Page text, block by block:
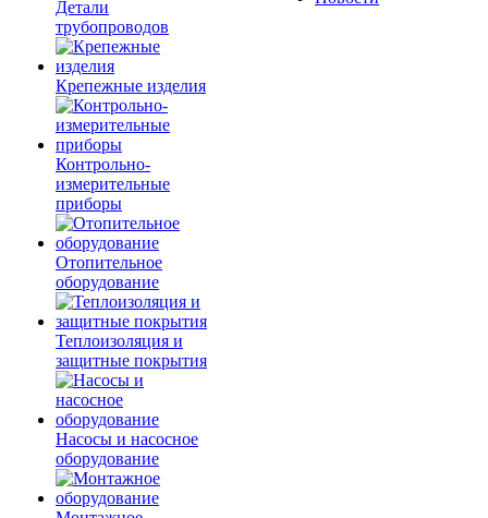
Детали
трубопроводов
Крепежные изделия
Контрольно-
измерительные
приборы
Отопительное
оборудование
Теплоизоляция и
защитные покрытия
Насосы и насосное
оборудование